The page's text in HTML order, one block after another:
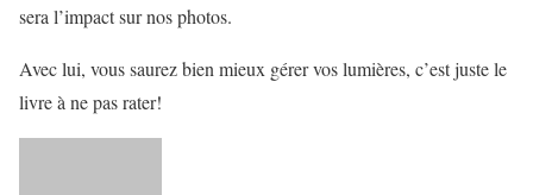
sera l’impact sur nos photos.
Avec lui, vous saurez bien mieux gérer vos lumières, c’est juste le
livre à ne pas rater!